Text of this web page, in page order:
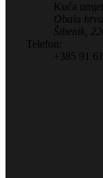
Kuća
Obala
Šibenik
Telefon:
+385 91